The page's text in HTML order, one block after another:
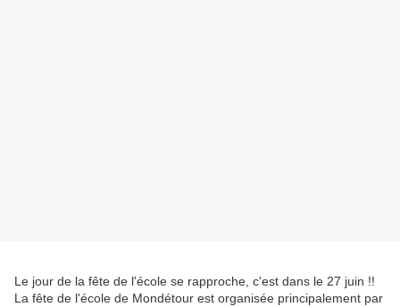
Le jour de la fête de l'école se rapproche, c'est dans le 27 juin !!
La fête de l'école de Mondétour est organisée principalement par